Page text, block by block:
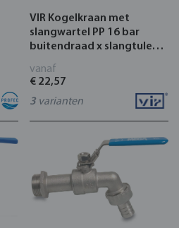
VIR Kogelkraan met
slangwartel PP 16 bar
buitendraad x slangtule
vanaf
€ 22,57
3 varianten